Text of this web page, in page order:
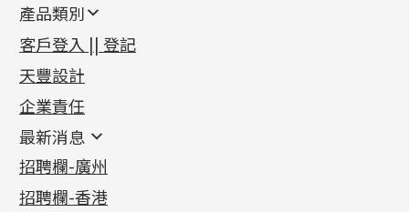
產品類別
新產品
足金系列
足金配件
機織鏈系列
珠仔鏈
镶口链
管狀網鏈
十字車花鏈系列
十字閃O鏈系列
首飾配件
耳環類配件
卷迫系列
螺絲迫系列
梅花迫系列
鏈類配件
動感車花吊墜
調節珠系列
其他類配件
珠盤系列
珠類配件
鑲口類
四爪頭系列
六爪頭系列
車花片
首飾系列
手镯系列
戒指系列
貴金屬原料
千足金
記憶金屬系列
客戶登入 || 登記
天豐設計
企業責任
最新消息
最新消息
各項證書(2)
招聘欄-廣州
招聘欄-香港